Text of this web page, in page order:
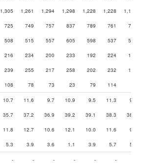
1,305 1,261 1,294 1,298 1,228 1,228 1,113
725 749 757 837 789 761 701
508 515 557 605 598 537 532
216 234 200 233 192 224 168
239 255 217 258 202 232 174
108 78 73 23 79 114
10.7 11.6 9.7 10.9 9.5 11.3 9.3
35.7 37.2 36.9 39.2 39.1 38.3 38.6
11.8 12.7 10.6 12.1 10.0 11.6 9.6
5.3 3.9 3.6 1.1 3.9 5.7 5.4
- - - - - -